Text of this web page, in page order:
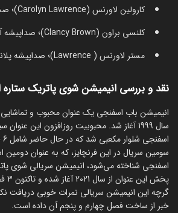
کارولین لاورنس (Carolyn Lawrence)؛ صداپیشه سندی چیکس
کلنسی براون (Clancy Brown)؛ صداپیشه آقای خرچنگ
مستر لاورنس ( Lawrence)؛ صداپیشه پلانکتون
نقد و بررسی انیمیشن شوی پاتریک
انیمیشن باب اسفنجی یک عنوان محبوب و
سال 1999 آغاز شد. محبوبیت روزافزون این
سومین سریال در این فرنچایز، که به عنوان
اسفنجی شناخته می‌شود، انیمیشن سریالی شوی
گرچه این انیمیشن سریالی نمرات خوبی دریافت
خبر از ساخت فصل چهارم و پنجم آن داده است.